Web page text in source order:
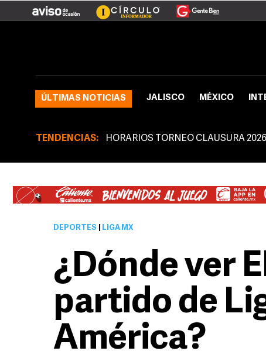
ÚLTIMAS NOTICIAS JALISCO MÉXICO
TENDENCIAS: HORARIOS TORNEO CLAUSURA 2026
DEPORTES LIGA MX
¿Dónde ver
partido de
América?